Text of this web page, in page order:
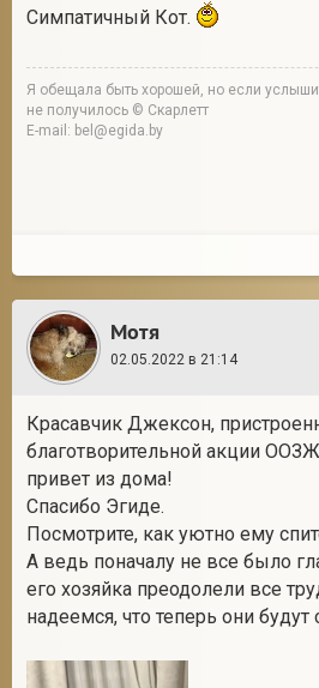
Симпатичный Кот.
Я обещала быть хорошей, но если
не получилось © Скарлетт
E-mail: bel@egida.by
Мотя
02.05.2022 в 21:14
Красавчик Джексон,
благотворительной акции
привет из дома!
Спасибо Эгиде.
Посмотрите, как уютно ему
А ведь поначалу не все было
его хозяйка преодолели все
надеемся, что теперь они